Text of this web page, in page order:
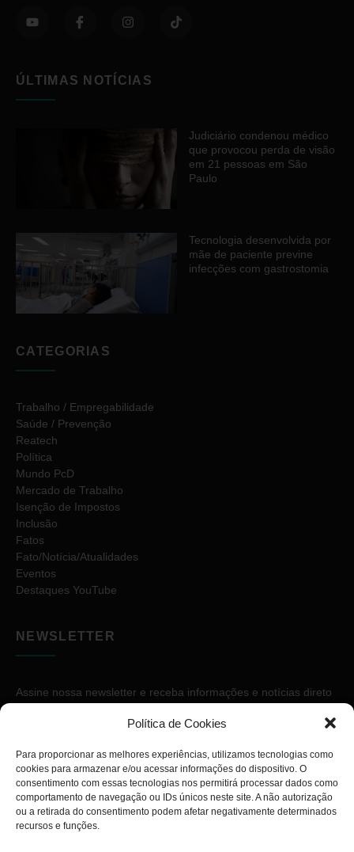
Política de Cookies
Para proporcionar as melhores experiências, utilizamos tecnologias como
cookies para armazenar e/ou acessar informações do dispositivo. O
consentimento com essas tecnologias nos permitirá processar dados como
comportamento de navegação ou IDs únicos neste site. A não autorização
ou a retirada do consentimento podem afetar negativamente determinados
recursos e funções.
ÚLTIMAS NOTÍCIAS
Judiciário condenou médico
que provocou perda de visão
em 21 pessoas em São
Paulo
Tecnologia desenvolvida por
mãe de paciente previne
infecções com gastrostomia
CATEGORIAS
Trabalho / Empregabilidade
Saúde / Prevenção
Reatech
Política
Mundo PcD
Mercado de Trabalho
Isenção de Impostos
Inclusão
Fatos
Fato/Notícia/Atualidades
Eventos
Destaques YouTube
NEWSLETTER
Assine nossa newsletter e receba informações e notícias direto